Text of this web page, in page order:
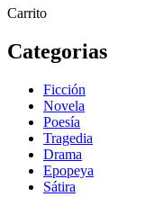
Carrito
Categorias
Ficción
Novela
Poesía
Tragedia
Drama
Epopeya
Sátira